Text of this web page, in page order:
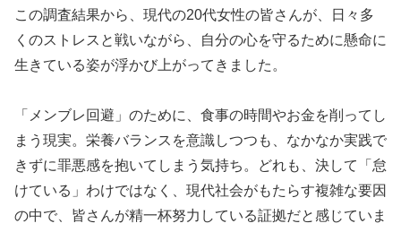
この調査結果から、現代の20代女性の皆さんが、日々多
くのストレスと戦いながら、自分の心を守るために懸命に
生きている姿が浮かび上がってきました。
「メンブレ回避」のために、食事の時間やお金を削ってし
まう現実。栄養バランスを意識しつつも、なかなか実践で
きずに罪悪感を抱いてしまう気持ち。どれも、決して「怠
けている」わけではなく、現代社会がもたらす複雑な要因
の中で、皆さんが精一杯努力している証拠だと感じていま